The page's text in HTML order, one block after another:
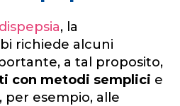
dispepsia, la
richiede alcuni
a tal proposito,
con metodi semplici e
esempio, alle